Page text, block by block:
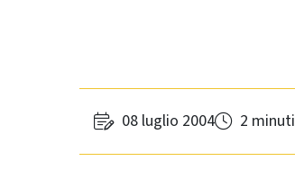
08 luglio 2004 2 minuti